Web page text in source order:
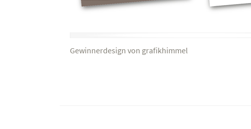
Gewinnerdesign von grafikhimmel